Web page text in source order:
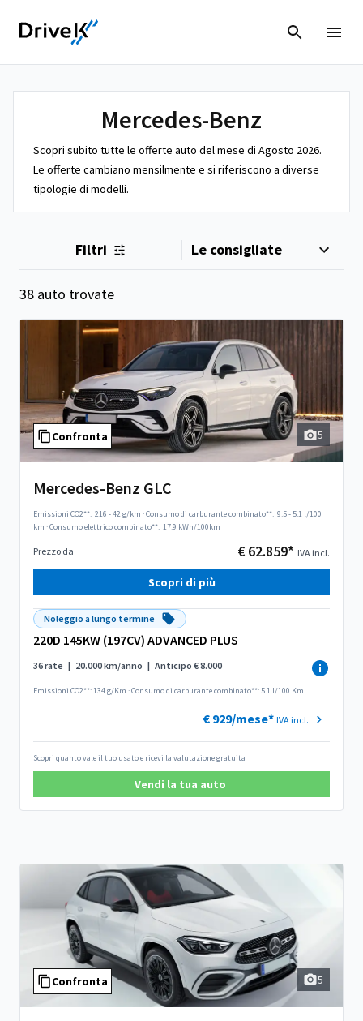
Mercedes-Benz
Scopri subito tutte le offerte auto del mese di Agosto 2026.
Le offerte cambiano mensilmente e si riferiscono a diverse
tipologie di modelli.
Filtri
38 auto trovate
Confronta 5
Mercedes-Benz GLC
Emissioni CO2**: 216 - 42 g/km ·Consumo di carburante combinato**: 9.5 - 5.1 l/100
km ·Consumo elettrico combinato**: 17.9 kWh/100km
Prezzo da € 62.859* IVA incl.
Scopri di più
Noleggio a lungo termine
220D 145KW (197CV) ADVANCED PLUS
36 rate | 20.000 km/anno | Anticipo € 8.000
Emissioni CO2**: 134 g/Km ·Consumo di carburante combinato**: 5.1 l/100 Km
€ 929/mese* IVA incl.
Scopri quanto vale il tuo usato e ricevi la valutazione gratuita
Vendi la tua auto
Confronta 5